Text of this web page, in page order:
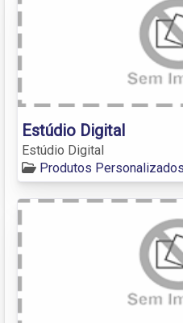
Estúdio Digital
Estúdio Digital
Produtos